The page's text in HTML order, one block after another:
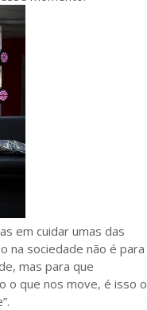
em cuidar umas das
na sociedade não é para
mas para que
o que nos move, é isso o